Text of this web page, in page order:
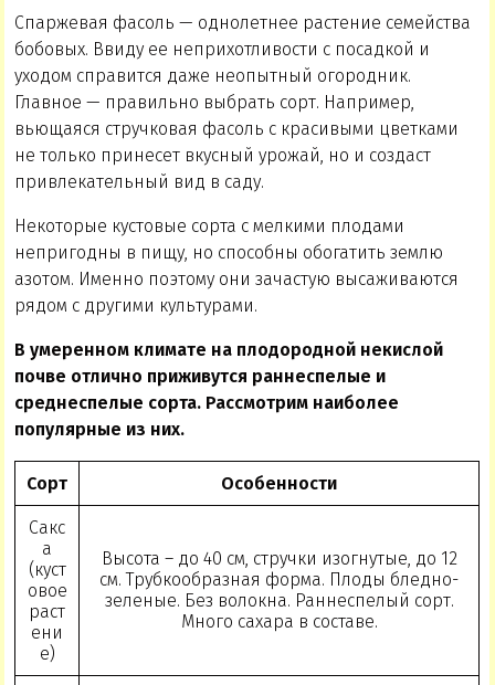
Спаржевая фасоль — однолетнее растение семейства
бобовых. Ввиду ее неприхотливости с посадкой и
уходом справится даже неопытный огородник.
Главное — правильно выбрать сорт. Например,
вьющаяся стручковая фасоль с красивыми цветками
не только принесет вкусный урожай, но и создаст
привлекательный вид в саду.
Некоторые кустовые сорта с мелкими плодами
непригодны в пищу, но способны обогатить землю
азотом. Именно поэтому они зачастую высаживаются
рядом с другими культурами.
В умеренном климате на плодородной некислой
почве отлично приживутся раннеспелые и
среднеспелые сорта. Рассмотрим наиболее
популярные из них.
Сорт Особенности
Сакс
а
(куст
овое
раст
ени
е)
Высота – до 40 см, стручки изогнутые, до 12
см. Трубкообразная форма. Плоды бледно-
зеленые. Без волокна. Раннеспелый сорт.
Много сахара в составе.